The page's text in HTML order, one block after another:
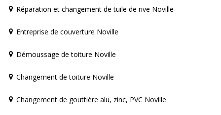
Réparation et changement de tuile de rive Noville
Entreprise de couverture Noville
Démoussage de toiture Noville
Changement de toiture Noville
Changement de gouttière alu, zinc, PVC Noville